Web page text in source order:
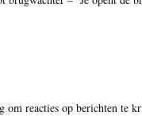
om reacties op berichten te